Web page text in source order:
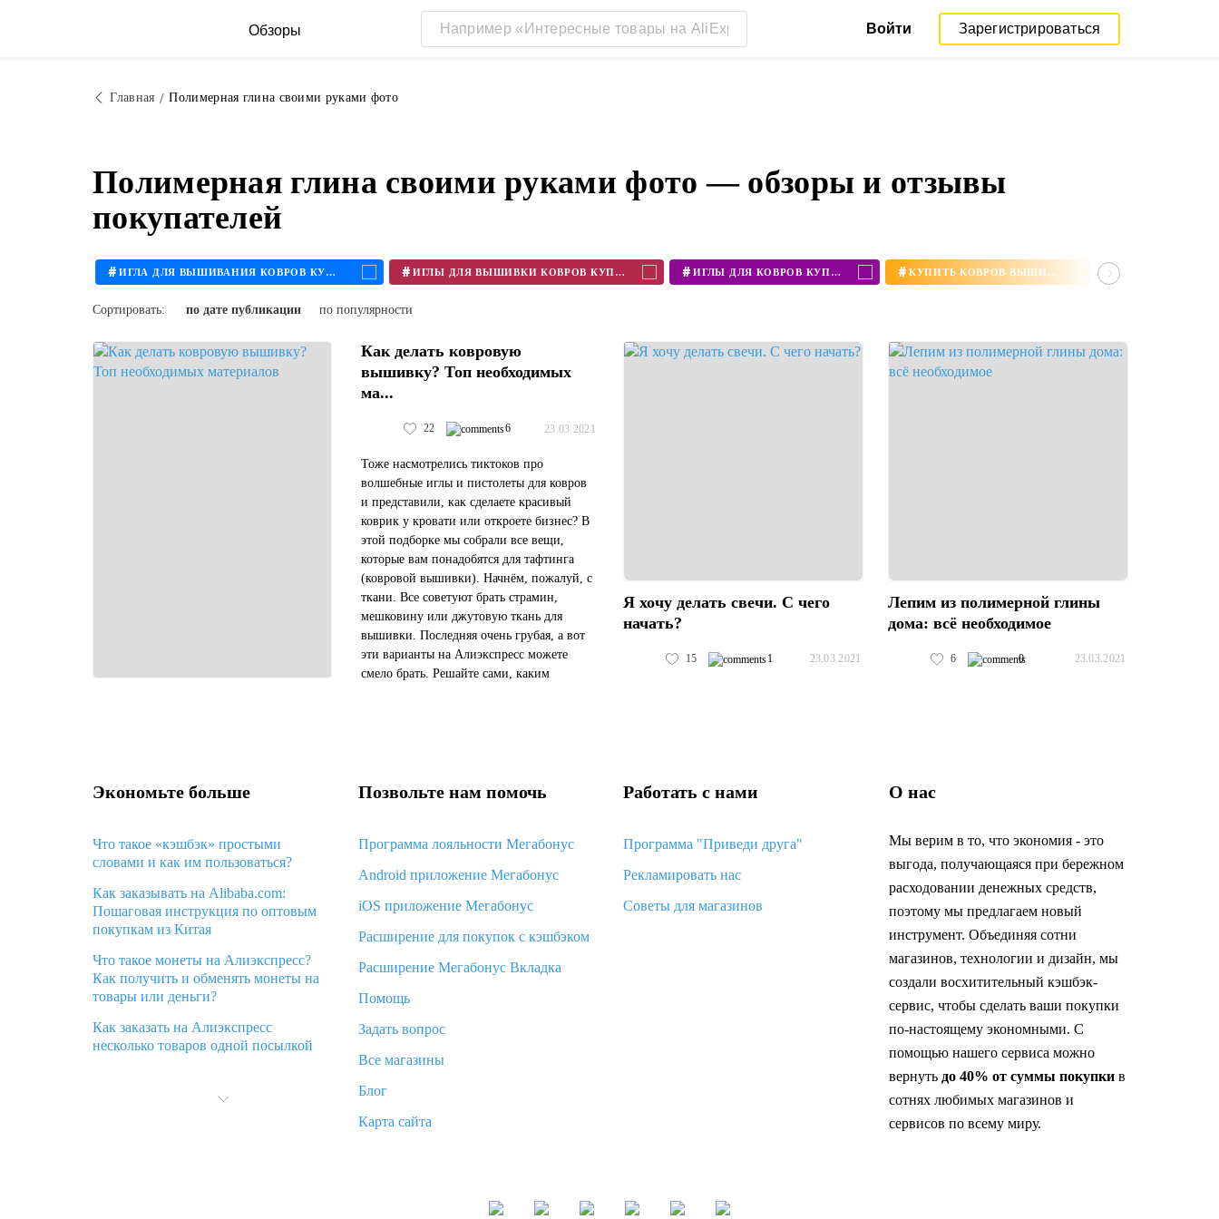
Обзоры Войти Зарегистрироваться
Главная Полимерная глина своими руками фото
Полимерная глина своими руками фото — обзоры и отзывы
покупателей
# ИГЛА ДЛЯ ВЫШИВАНИЯ КОВРОВ КУПИТЬ # ИГЛЫ ДЛЯ ВЫШИВКИ КОВРОВ КУПИТЬ # ИГЛЫ ДЛЯ КОВРОВ КУПИТЬ # КУПИТЬ КОВРОВ ВЫШИВКУ #
Сортировать: по дате публикации по популярности
Как делать ковровую
вышивку? Топ необходимых
ма...
22 6 23.03.2021
Тоже насмотрелись тиктоков про
волшебные иглы и пистолеты для ковров
и представили, как сделаете красивый
коврик у кровати или откроете бизнес? В
этой подборке мы собрали все вещи,
которые вам понадобятся для тафтинга
(ковровой вышивки). Начнём, пожалуй, с
ткани. Все советуют брать страмин,
мешковину или джутовую ткань для
вышивки. Последняя очень грубая, а вот
эти варианты на Алиэкспресс можете
смело брать. Решайте сами, каким
Я хочу делать свечи. С чего
начать?
15 1 23.03.2021
Лепим из полимерной глины
дома: всё необходимое
6 0 23.03.2021
Экономьте больше
Что такое «кэшбэк» простыми
словами и как им пользоваться?
Как заказывать на Alibaba.com:
Пошаговая инструкция по оптовым
покупкам из Китая
Что такое монеты на Алиэкспресс?
Как получить и обменять монеты на
товары или деньги?
Как заказать на Алиэкспресс
несколько товаров одной посылкой
Алиэкспресс и что делать?
Позвольте нам помочь
Программа лояльности Мегабонус
Android приложение Мегабонус
iOS приложение Мегабонус
Расширение для покупок с кэшбэком
Расширение Мегабонус Вкладка
Помощь
Задать вопрос
Все магазины
Блог
Карта сайта
Работать с нами
Программа "Приведи друга"
Рекламировать нас
Советы для магазинов
О нас
Мы верим в то, что экономия - это
выгода, получающаяся при бережном
расходовании денежных средств,
поэтому мы предлагаем новый
инструмент. Объединяя сотни
магазинов, технологии и дизайн, мы
создали восхитительный кэшбэк-
сервис, чтобы сделать ваши покупки
по-настоящему экономными. С
помощью нашего сервиса можно
вернуть до 40% от суммы покупкив
сотнях любимых магазинов и
сервисов по всему миру.